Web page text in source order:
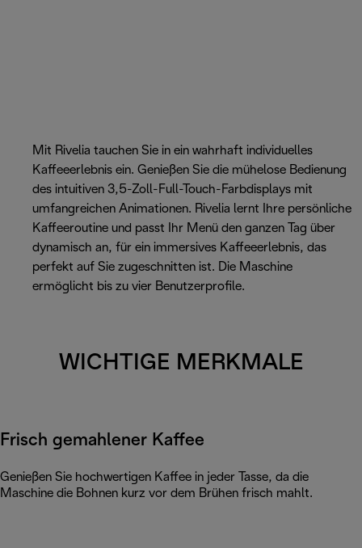
Mit Rivelia tauchen Sie in ein wahrhaft individuelles
Kaffeeerlebnis ein. Genießen Sie die mühelose Bedienung
des intuitiven 3,5-Zoll-Full-Touch-Farbdisplays mit
umfangreichen Animationen. Rivelia lernt Ihre persönliche
Kaffeeroutine und passt Ihr Menü den ganzen Tag über
dynamisch an, für ein immersives Kaffeeerlebnis, das
perfekt auf Sie zugeschnitten ist. Die Maschine
ermöglicht bis zu vier Benutzerprofile.
WICHTIGE MERKMALE
Frisch gemahlener Kaffee
Genießen Sie hochwertigen Kaffee in jeder Tasse, da die
Maschine die Bohnen kurz vor dem Brühen frisch mahlt.